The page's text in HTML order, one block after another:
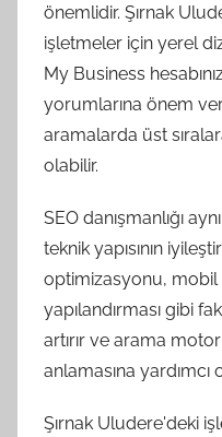
önemlidir. Şırnak
işletmeler için yerel
My Business
yorumlarına önem
aramalarda üst
olabilir.
SEO danışmanlığı
teknik yapısının
optimizasyonu, mobil
yapılandırması gibi
artırır ve arama
anlamasına yardımcı
Şırnak Uludere'deki